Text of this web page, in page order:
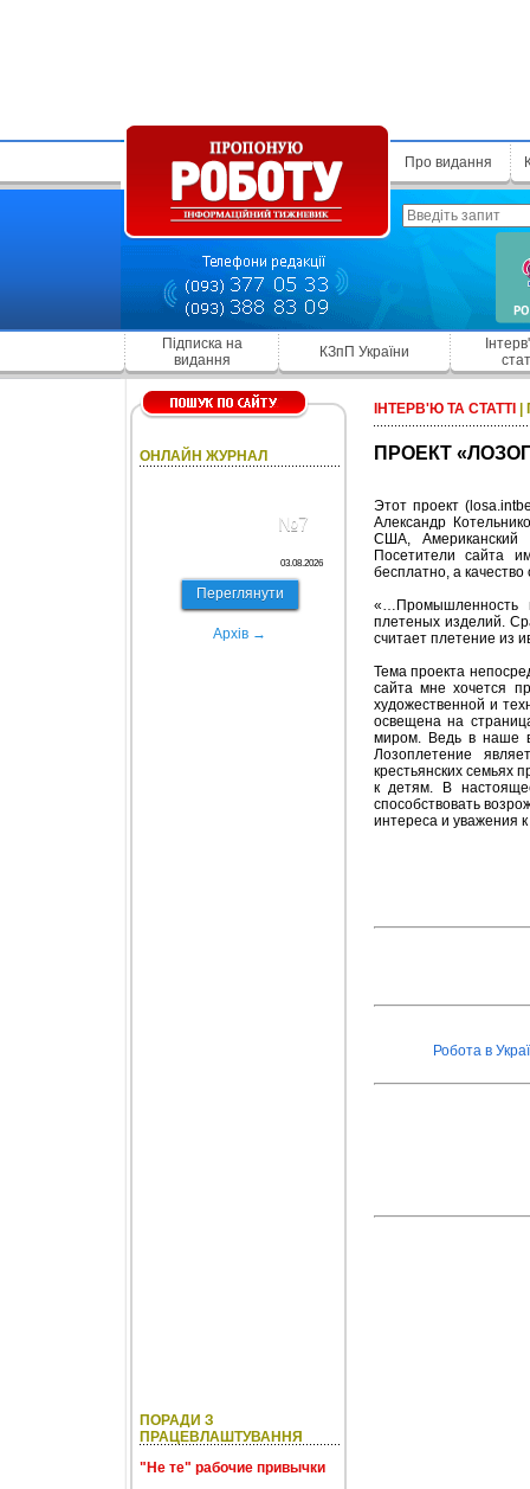
Про видання
Підписка на
видання
КЗпП України
ОНЛАЙН ЖУРНАЛ
№7
03.08.2026
Переглянути
Архів →
ПОРАДИ З
ПРАЦЕВЛАШТУВАННЯ
"Не те" рабочие привычки
ІНТЕРВ'Ю ТА СТАТТІ
ПРОЕКТ
Этот проект
Александр
США,
Посетители сайта
бесплатно, а
«…Промышленность
плетеных изделий.
считает плетение из
Тема проекта
сайта мне хочется
художественной и
освещена на
миром. Ведь в наше
Лозоплетение
крестьянских семьях
к детям. В
способствовать
интереса и уважения
Робота в